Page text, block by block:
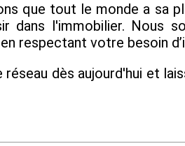
que tout le monde a sa
l'immobilier. Nous
respectant votre besoin
dès aujourd'hui et